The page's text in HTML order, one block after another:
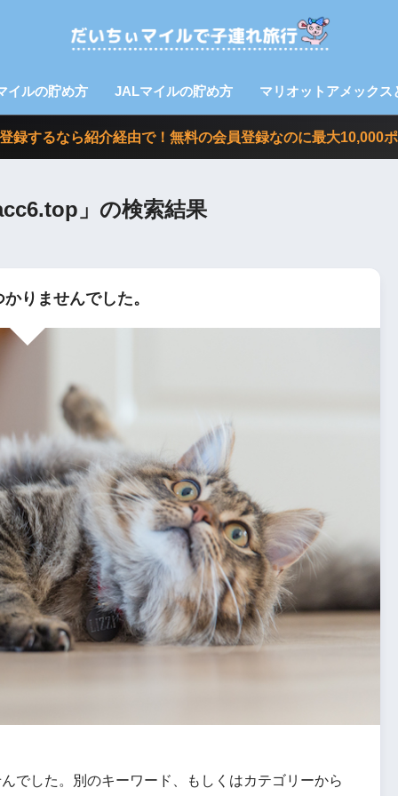
イルの貯め方 JALマイルの貯め方 マリオットアメックス
録するなら紹介経由で！無料の会員登録なのに最大10,000ポ
」の検索結果
りませんでした。
でした。別のキーワード、もしくはカテゴリーから